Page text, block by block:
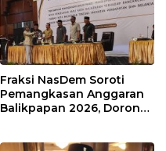
Fraksi NasDem Soroti
Pemangkasan Anggaran
Balikpapan 2026, Dorong